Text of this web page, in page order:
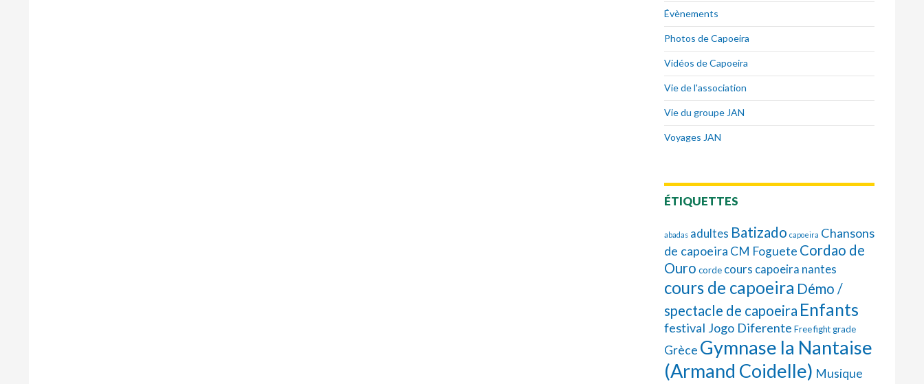
Évènements
Photos de Capoeira
Vidéos de Capoeira
Vie de l'association
Vie du groupe JAN
Voyages JAN
ÉTIQUETTES
abadas adultes Batizado capoeira Chansons
de capoeira CM Foguete Cordao de
Ouro corde cours capoeira nantes
cours de capoeira Démo /
spectacle de capoeira Enfants
festival Jogo Diferente Free fight grade
Grèce Gymnase la Nantaise
(Armand Coidelle) Musique